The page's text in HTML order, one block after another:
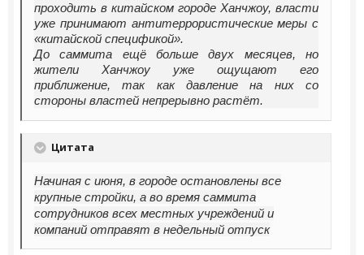
проходить в китайском городе Ханчжоу, власти
уже принимают антитеррористические меры с
«китайской спецификой».
До саммита ещё больше двух месяцев, но
жители Ханчжоу уже ощущают его
приближение, так как давление на них со
стороны властей непрерывно растёт.
Цитата
Начиная с июня, в городе остановлены все
крупные стройки, а во время саммита
сотрудников всех местных учреждений и
компаний отправят в недельный отпуск